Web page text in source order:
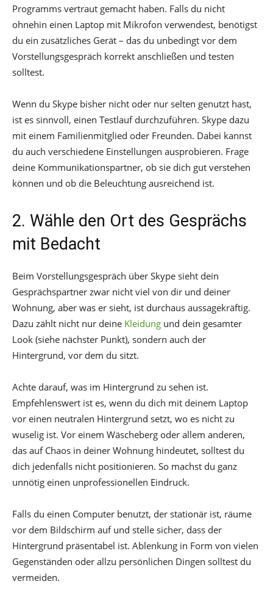
Programms vertraut gemacht haben. Falls du nicht
ohnehin einen Laptop mit Mikrofon verwendest, benötigst
du ein zusätzliches Gerät – das du unbedingt vor dem
Vorstellungsgespräch korrekt anschließen und testen
solltest.
Wenn du Skype bisher nicht oder nur selten genutzt hast,
ist es sinnvoll, einen Testlauf durchzuführen. Skype dazu
mit einem Familienmitglied oder Freunden. Dabei kannst
du auch verschiedene Einstellungen ausprobieren. Frage
deine Kommunikationspartner, ob sie dich gut verstehen
können und ob die Beleuchtung ausreichend ist.
2. Wähle den Ort des Gesprächs
mit Bedacht
Beim Vorstellungsgespräch über Skype sieht dein
Gesprächspartner zwar nicht viel von dir und deiner
Wohnung, aber was er sieht, ist durchaus aussagekräftig.
Dazu zählt nicht nur deine Kleidung und dein gesamter
Look (siehe nächster Punkt), sondern auch der
Hintergrund, vor dem du sitzt.
Achte darauf, was im Hintergrund zu sehen ist.
Empfehlenswert ist es, wenn du dich mit deinem Laptop
vor einen neutralen Hintergrund setzt, wo es nicht zu
wuselig ist. Vor einem Wäscheberg oder allem anderen,
das auf Chaos in deiner Wohnung hindeutet, solltest du
dich jedenfalls nicht positionieren. So machst du ganz
unnötig einen unprofessionellen Eindruck.
Falls du einen Computer benutzt, der stationär ist, räume
vor dem Bildschirm auf und stelle sicher, dass der
Hintergrund präsentabel ist. Ablenkung in Form von vielen
Gegenständen oder allzu persönlichen Dingen solltest du
vermeiden.